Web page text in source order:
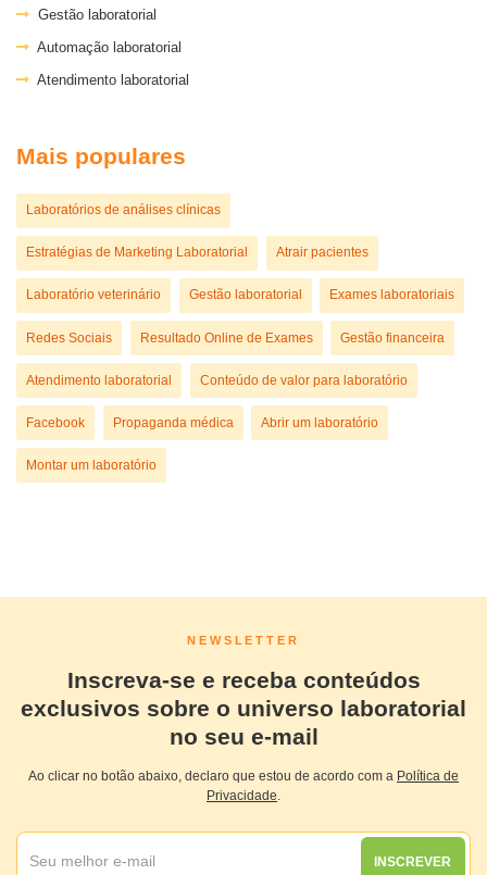
Gestão laboratorial
Automação laboratorial
Atendimento laboratorial
Mais populares
Laboratórios de análises clínicas
Estratégias de Marketing Laboratorial Atrair pacientes
Laboratório veterinário Gestão laboratorial Exames laboratoriais
Redes Sociais Resultado Online de Exames Gestão financeira
Atendimento laboratorial Conteúdo de valor para laboratório
Facebook Propaganda médica Abrir um laboratório
Montar um laboratório
NEWSLETTER
Inscreva-se e receba conteúdos
exclusivos sobre o universo laboratorial
no seu e-mail
Ao clicar no botão abaixo, declaro que estou de acordo com a Política de
Privacidade
INSCREVER